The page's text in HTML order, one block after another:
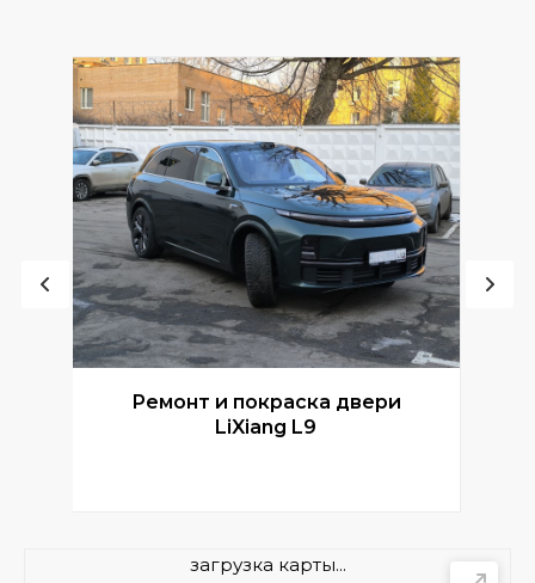
Ремонт и покраска двери
LiXiang L9
загрузка карты...